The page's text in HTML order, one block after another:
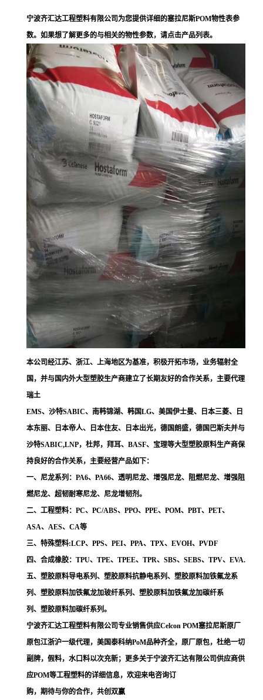
宁波齐汇达工程塑料有限公司为您提供详细的塞拉尼斯POM物性表参
数。如果想了解更多的与相关的物性参数，请点击产品列表。
本公司经江苏、浙江、上海地区为基准，积极开拓市场，业务辐射全
国，并与国内外大型塑胶生产商建立了长期友好的合作关系，主要代理
瑞土
EMS、沙特SABIC、南韩锦湖、韩国LG、美国伊士曼、日本三菱、日
本东丽、日本帝人、日本住友、日本出光，德国朗盛，德国巴斯夫并与
沙特SABIC,LNP，杜邦，拜耳、BASF、宝理等大型塑胶原料生产商保
持良好的合作关系，主要经营产品如下：
一、尼龙系列：PA6、PA66、透明尼龙、增强尼龙、阻燃尼龙、增强阻
燃尼龙、超韧耐寒尼龙、尼龙增韧剂。
二、工程塑料：PC、PC/ABS、PPO、PPE、POM、PBT、PET、
ASA、AES、CA等
三、特殊塑料:LCP、PPS、PEI、PPA、TPX、EVOH、PVDF
四、合成橡胶：TPU、TPE、TPEE、TPR、SBS、SEBS、TPV、EVA.
五、塑胶原料导电系列、塑胶原料抗静电系列、塑胶原料加铁氟龙系
列、塑胶原料加铁氟龙加玻纤系列、塑胶原料加铁氟龙加碳纤系
列、塑胶原料加碳纤系列。
宁波齐汇达工程塑料有限公司专业销售供应Celcon POM塞拉尼斯原厂
原包江浙沪一级代理，美国泰科纳PoM品种齐全，原厂原包，杜绝一切
副牌，假料，水口料以次充新；更多关于宁波齐汇达有限公司供应商供
应POM等工程塑料的详细信息，欢迎来电咨询订
购，期待与你的合作，共创双赢